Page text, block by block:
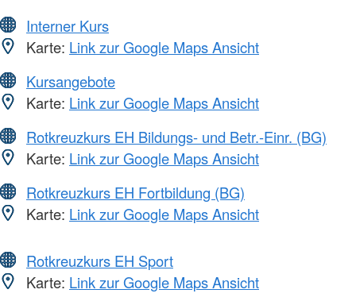
Interner Kurs
Karte: Link zur Google Maps Ansicht
Kursangebote
Karte: Link zur Google Maps Ansicht
Rotkreuzkurs EH Bildungs- und Betr.-Einr. (BG)
Karte: Link zur Google Maps Ansicht
Rotkreuzkurs EH Fortbildung (BG)
Karte: Link zur Google Maps Ansicht
Rotkreuzkurs EH Sport
Karte: Link zur Google Maps Ansicht